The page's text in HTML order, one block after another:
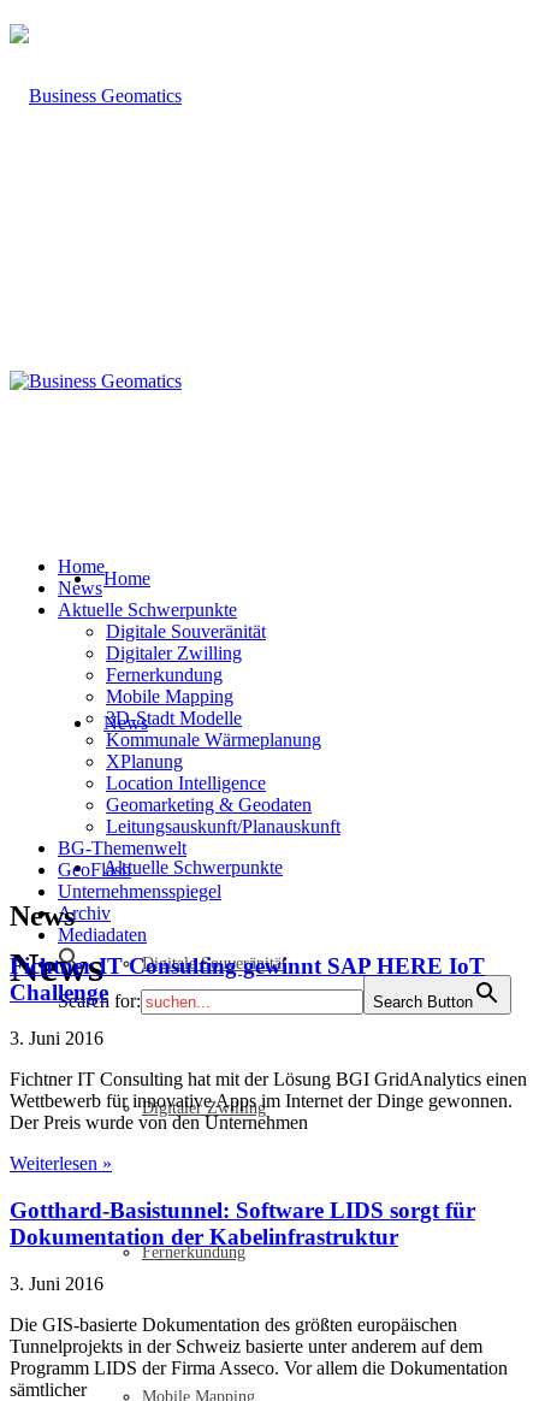
Home
News
Aktuelle Schwerpunkte
Digitale Souveränität
Digitaler Zwilling
Fernerkundung
Mobile Mapping
Home
News
Aktuelle Schwerpunkte
Digitale Souveränität
Digitaler Zwilling
Fernerkundung
Mobile Mapping
3D-Stadt Modelle
Kommunale Wärmeplanung
XPlanung
Location Intelligence
Geomarketing & Geodaten
Leitungsauskunft/Planauskunft
BG-Themenwelt
GeoFlash
Unternehmensspiegel
Archiv
Mediadaten
Search for: Search Button
News
News
Fichtner IT Consulting gewinnt SAP HERE IoT
Challenge
3. Juni 2016
Fichtner IT Consulting hat mit der Lösung BGI GridAnalytics einen
Wettbewerb für innovative Apps im Internet der Dinge gewonnen.
Der Preis wurde von den Unternehmen
Weiterlesen »
Gotthard-Basistunnel: Software LIDS sorgt für
Dokumentation der Kabelinfrastruktur
3. Juni 2016
Die GIS-basierte Dokumentation des größten europäischen
Tunnelprojekts in der Schweiz basierte unter anderem auf dem
Programm LIDS der Firma Asseco. Vor allem die Dokumentation
sämtlicher